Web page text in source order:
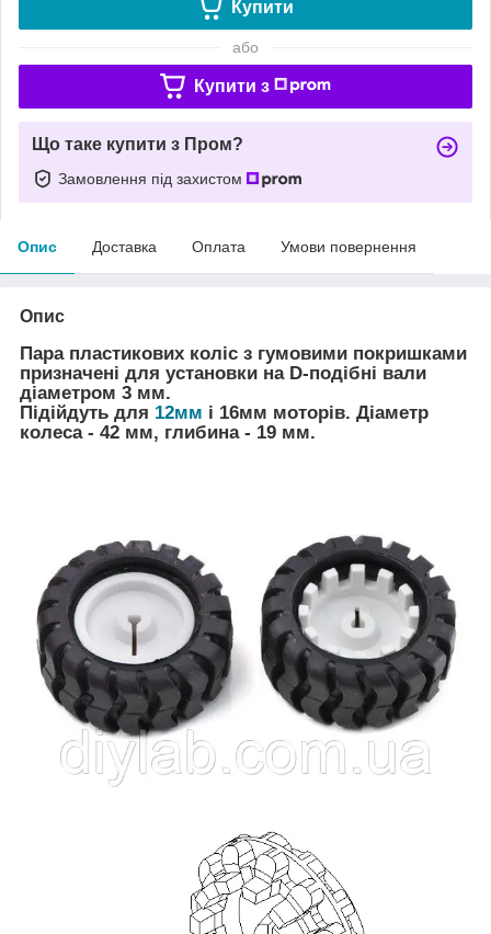
Купити
або
Купити з
Що таке купити з Пром?
Замовлення під захистом
Опис Доставка Оплата Умови повернення
Опис
Пара пластикових коліс з гумовими покришками
призначені для установки на D-подібні вали
діаметром 3 мм.
Підійдуть для 12мм і 16мм моторів. Діаметр
колеса - 42 мм, глибина - 19 мм.